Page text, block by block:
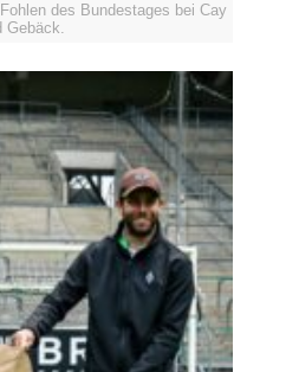
des Bundestages bei Cay
Gebäck.